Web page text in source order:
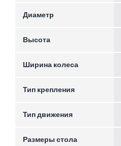
Диаметр
Высота
Ширина колеса
Тип крепления
Тип движения
Размеры стола